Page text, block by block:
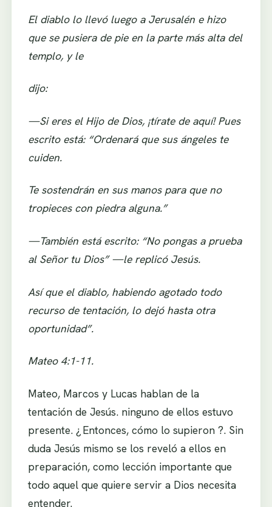
El diablo lo llevó luego a Jerusalén e hizo
que se pusiera de pie en la parte más alta del
templo, y le
dijo:
—Si eres el Hijo de Dios, ¡tírate de aquí! Pues
escrito está: “Ordenará que sus ángeles te
cuiden.
Te sostendrán en sus manos para que no
tropieces con piedra alguna.”
—También está escrito: “No pongas a prueba
al Señor tu Dios”​ —le replicó Jesús.
Así que el diablo, habiendo agotado todo
recurso de tentación, lo dejó hasta otra
oportunidad”.
Mateo 4:1-11.
Mateo, Marcos y Lucas hablan de la
tentación de Jesús. ninguno de ellos estuvo
presente. ¿ Entonces, cómo lo supieron ?. Sin
duda Jesús mismo se los reveló a ellos en
preparación, como lección importante que
todo aquel que quiere servir a Dios necesita
entender.